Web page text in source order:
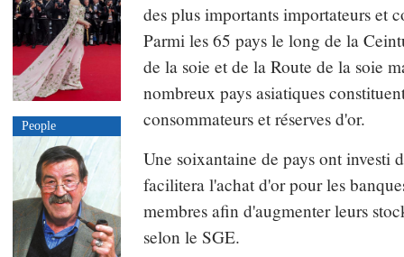
People
des plus importants importateurs et
Parmi les 65 pays le long de la
de la soie et de la Route de la soie
nombreux pays asiatiques
consommateurs et réserves d'or.
Une soixantaine de pays ont investi
facilitera l'achat d'or pour les
membres afin d'augmenter leurs
selon le SGE.